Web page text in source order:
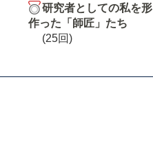
研究者としての私を形
作った「師匠」たち
(25回)